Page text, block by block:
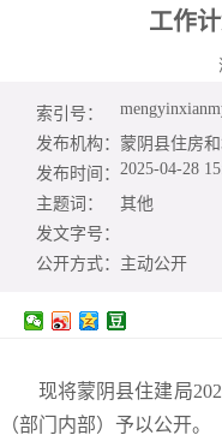
工作
索引号：
发布机构： 蒙阴县住房
发布时间： 2025-04-28
主题词：
其他
发文字号：
公开方式： 主动公开
现将蒙阴县住建局
（部门内部）予以公开。